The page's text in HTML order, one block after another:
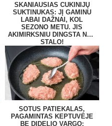
SKANIAUSIAS CUKINIJŲ
SUKTINUKAS: JĮ GAMINU
LABAI DAŽNAI, KOL
SEZONO METU. JIS
AKIMIRKSNIU DINGSTA NUO
STALO!
SOTUS PATIEKALAS,
PAGAMINTAS KEPTUVĖJE
BE DIDELIO VARGO: